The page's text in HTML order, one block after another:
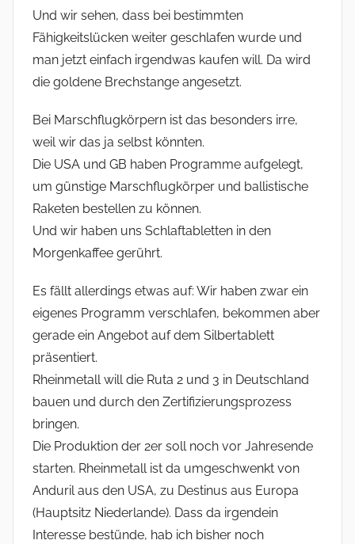
Und wir sehen, dass bei bestimmten
Fähigkeitslücken weiter geschlafen wurde und
man jetzt einfach irgendwas kaufen will. Da wird
die goldene Brechstange angesetzt.
Bei Marschflugkörpern ist das besonders irre,
weil wir das ja selbst könnten.
Die USA und GB haben Programme aufgelegt,
um günstige Marschflugkörper und ballistische
Raketen bestellen zu können.
Und wir haben uns Schlaftabletten in den
Morgenkaffee gerührt.
Es fällt allerdings etwas auf: Wir haben zwar ein
eigenes Programm verschlafen, bekommen aber
gerade ein Angebot auf dem Silbertablett
präsentiert.
Rheinmetall will die Ruta 2 und 3 in Deutschland
bauen und durch den Zertifizierungsprozess
bringen.
Die Produktion der 2er soll noch vor Jahresende
starten. Rheinmetall ist da umgeschwenkt von
Anduril aus den USA, zu Destinus aus Europa
(Hauptsitz Niederlande). Dass da irgendein
Interesse bestünde, hab ich bisher noch